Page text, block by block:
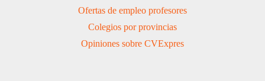
Ofertas de empleo profesores
Colegios por provincias
Opiniones sobre CVExpres